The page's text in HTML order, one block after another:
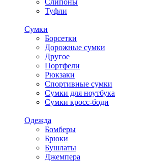
Туфли
Сумки
Борсетки
Дорожные сумки
Другое
Портфели
Рюкзаки
Спортивные сумки
Сумки для ноутбука
Сумки кросс-боди
Одежда
Бомберы
Брюки
Бушлаты
Джемпера